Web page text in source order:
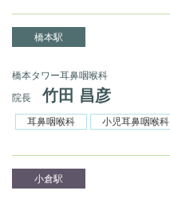
橋本駅
橋本タワー耳鼻咽喉科
院長
竹田 昌彦
耳鼻咽喉科 小児耳鼻咽喉科
小倉駅